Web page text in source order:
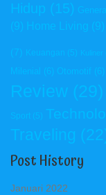
Hidup (15)
(9) Home Living (9)
(7) Keuangan (5) Kuliner
Milenial (6) Otomotif (6)
Review (29)
Sport (5)
Traveling
Post History
Januari 2022